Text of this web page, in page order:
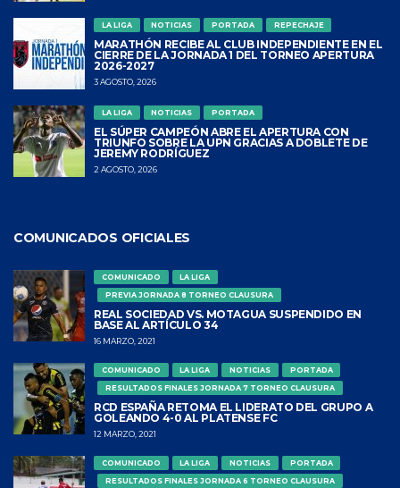
LA LIGA NOTICIAS PORTADA REPECHAJE
MARATHÓN RECIBE AL CLUB INDEPENDIENTE EN EL
CIERRE DE LA JORNADA 1 DEL TORNEO APERTURA
2026-2027
3 AGOSTO, 2026
LA LIGA NOTICIAS PORTADA
EL SÚPER CAMPEÓN ABRE EL APERTURA CON
TRIUNFO SOBRE LA UPN GRACIAS A DOBLETE DE
JEREMY RODRÍGUEZ
2 AGOSTO, 2026
COMUNICADOS OFICIALES
COMUNICADO
LA LIGA
PREVIA JORNADA 8 TORNEO CLAUSURA
REAL SOCIEDAD VS. MOTAGUA SUSPENDIDO EN
BASE AL ARTÍCULO 34
16 MARZO, 2021
COMUNICADO LA LIGA NOTICIAS
PORTADA
RESULTADOS FINALES JORNADA 7 TORNEO CLAUSURA
RCD ESPAÑA RETOMA EL LIDERATO DEL GRUPO A
GOLEANDO 4-0 AL PLATENSE FC
12 MARZO, 2021
COMUNICADO LA LIGA NOTICIAS
PORTADA
RESULTADOS FINALES JORNADA 6 TORNEO CLAUSURA